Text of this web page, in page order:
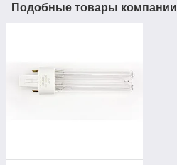
Подобные товары компании